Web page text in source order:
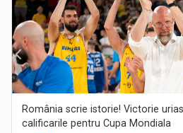
România scrie istorie! Victorie
calificarile pentru Cupa Mondiala